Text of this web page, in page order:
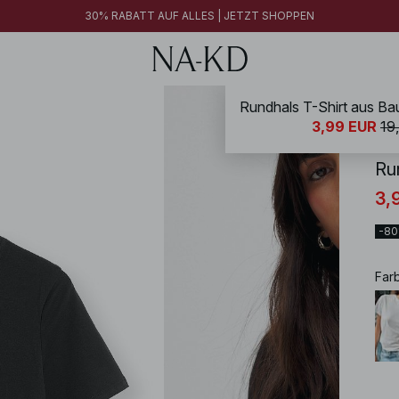
30% RABATT AUF ALLES | JETZT SHOPPEN
NA-
-
Rundhals T-Shirt aus
3,99 EUR